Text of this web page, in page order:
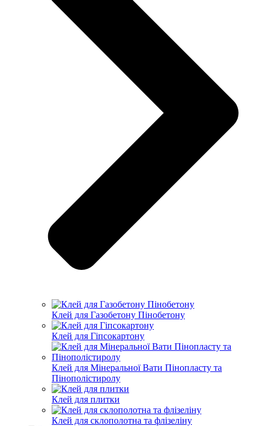
Клей для Газобетону Пінобетону
Клей для Гіпсокартону
Клей для Мінеральної Вати Пінопласту та
Пінополістиролу
Клей для плитки
Клей для склополотна та флізеліну